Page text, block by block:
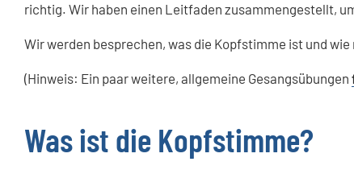
richtig. Wir haben einen Leitfaden zusammengestellt,
Wir werden besprechen, was die Kopfstimme ist und
(Hinweis: Ein paar weitere, allgemeine Gesangsübungen
Was ist die Kopfstimme?